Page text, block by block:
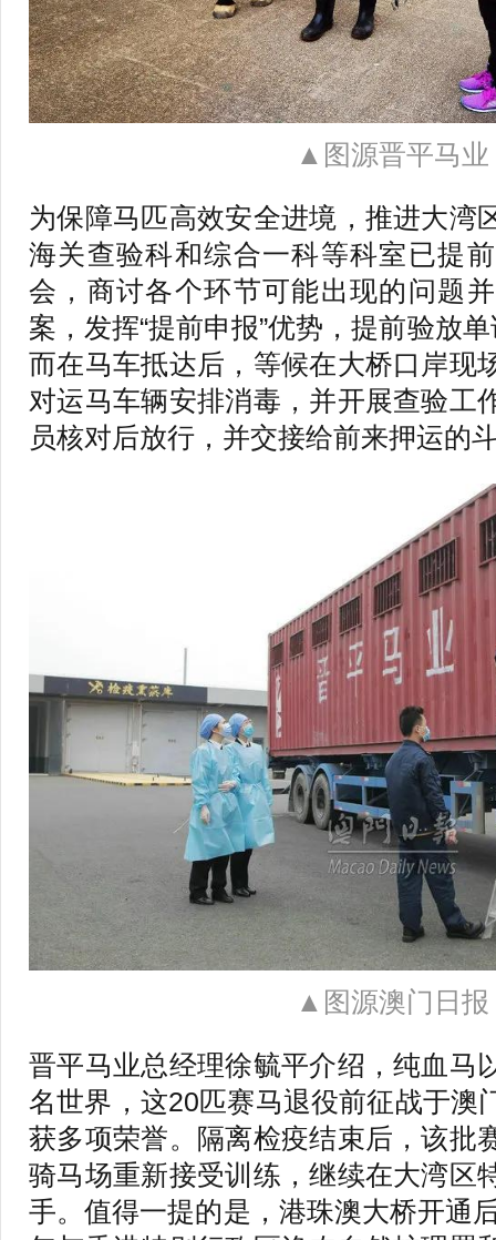
▲图源晋平马业
为保障马匹高效安全进境，推进大湾
海关查验科和综合一科等科室已提
会，商讨各个环节可能出现的问题
案，发挥“提前申报”优势，提前验放
而在马车抵达后，等候在大桥口岸现
对运马车辆安排消毒，并开展查验工
员核对后放行，并交接给前来押运的
▲图源澳门日报
晋平马业总经理徐毓平介绍，纯血马
名世界，这20匹赛马退役前征战于澳
获多项荣誉。隔离检疫结束后，该批
骑马场重新接受训练，继续在大湾区
手。值得一提的是，港珠澳大桥开通